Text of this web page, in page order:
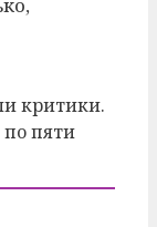
критики.
по пяти